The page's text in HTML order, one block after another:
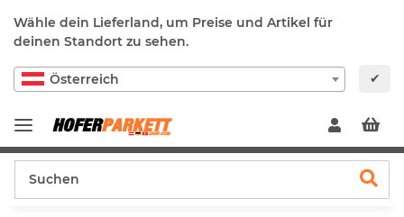
Wähle dein Lieferland, um Preise und Artikel für
deinen Standort zu sehen.
Österreich ✔